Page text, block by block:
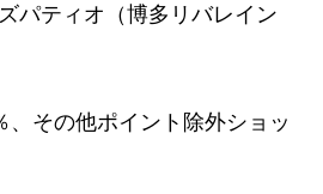
パティオ（博多リバレイン
、その他ポイント除外ショッ